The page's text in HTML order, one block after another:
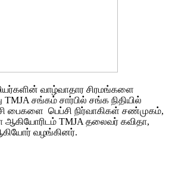
வாழ்வாதார சிரமங்களை
சங்கம் சார்பில் சங்க நிதியில்
பைகளை பெப்சி நிர்வாகிகள் சண்முகம்,
TMJA தலைவர் கவிதா,
வழங்கினர்.